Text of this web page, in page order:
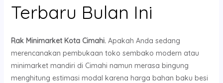
Terbaru Bulan Ini
Rak Minimarket Kota Cimahi. Apakah Anda sedang
merencanakan pembukaan toko sembako modern atau
minimarket mandiri di Cimahi namun merasa bingung
menghitung estimasi modal karena harga bahan baku besi